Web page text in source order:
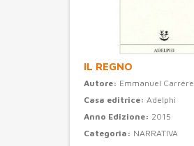
IL REGNO
Autore: Emmanuel Carrère
Casa editrice: Adelphi
Anno Edizione: 2015
Categoria: NARRATIVA